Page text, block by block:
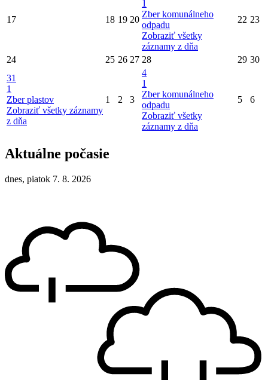
17 18 19 20
1
Zber komunálneho
odpadu
Zobraziť všetky
záznamy z dňa
22 23
24 25 26 27 28 29 30
31
1
Zber plastov
Zobraziť všetky záznamy
z dňa
1 2 3
4
1
Zber komunálneho
odpadu
Zobraziť všetky
záznamy z dňa
5 6
Aktuálne počasie
dnes, piatok 7. 8. 2026